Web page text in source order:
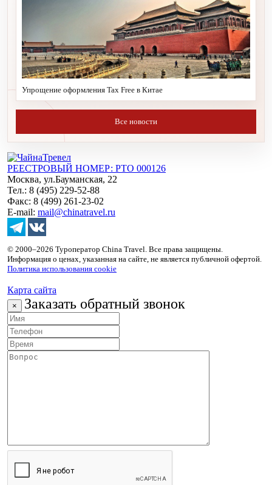
Упрощение оформления Tax Free в Китае
Все новости
РЕЕСТРОВЫЙ НОМЕР: РТО 000126
Москва, ул.Бауманская, 22
Тел.: 8 (495) 229-52-88
Факс: 8 (499) 261-23-02
E-mail: mail@chinatravel.ru
© 2000–2026 Туроператор China Travel. Все права защищены.
Информация о ценах, указанная на сайте, не является публичной офертой.
Политика использования cookie
Карта сайта
× Заказать обратный звонок